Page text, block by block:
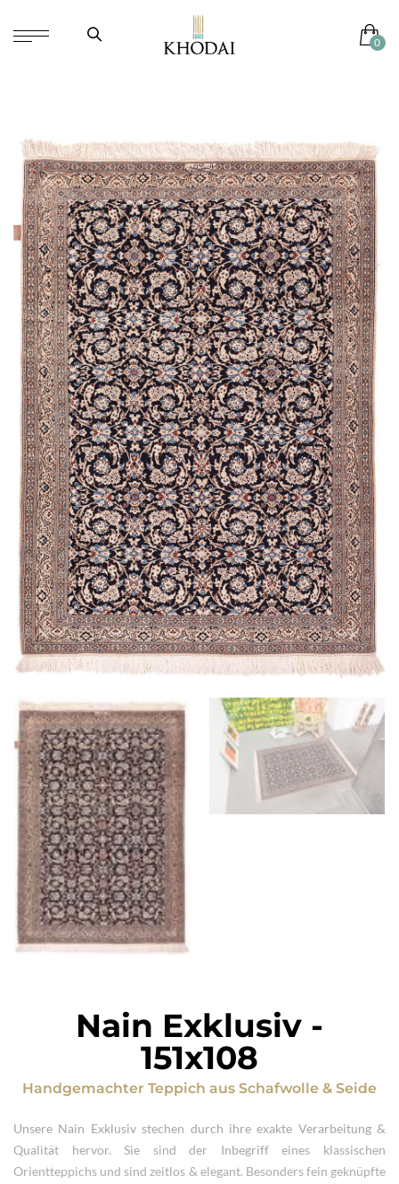
Nain Exklusiv -
151x108
Handgemachter Teppich aus Schafwolle & Seide
Unsere Nain Exklusiv stechen durch ihre exakte Verarbeitung &
Qualität hervor. Sie sind der Inbegriff eines klassischen
Orientteppichs und sind zeitlos & elegant. Besonders fein geknüpfte